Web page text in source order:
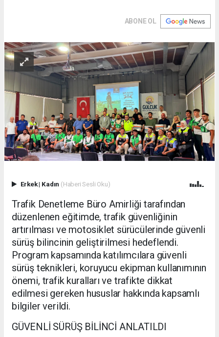
ABONE OL
Erkek| Kadın (Haberi Sesli Oku)
Trafik Denetleme Büro Amirliği tarafından
düzenlenen eğitimde, trafik güvenliğinin
artırılması ve motosiklet sürücülerinde güvenli
sürüş bilincinin geliştirilmesi hedeflendi.
Program kapsamında katılımcılara güvenli
sürüş teknikleri, koruyucu ekipman kullanımının
önemi, trafik kuralları ve trafikte dikkat
edilmesi gereken hususlar hakkında kapsamlı
bilgiler verildi.
GÜVENLİ SÜRÜŞ BİLİNCİ ANLATILDI